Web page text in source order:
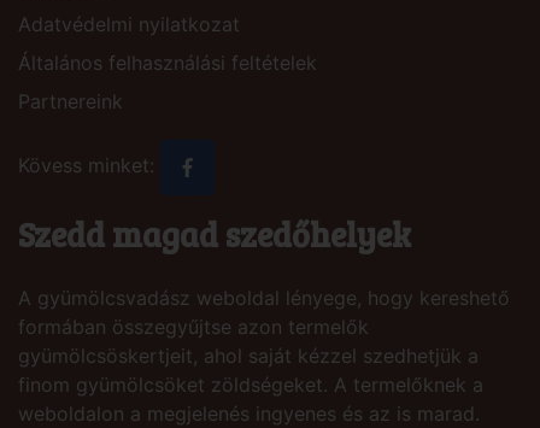
Adatvédelmi nyilatkozat
Általános felhasználási feltételek
Partnereink
Kövess minket:
Szedd magad szedőhelyek
A gyümölcsvadász weboldal lényege, hogy kereshető
formában összegyűjtse azon termelők
gyümölcsöskertjeit, ahol saját kézzel szedhetjük a
finom gyümölcsöket zöldségeket. A termelőknek a
weboldalon a megjelenés ingyenes és az is marad.